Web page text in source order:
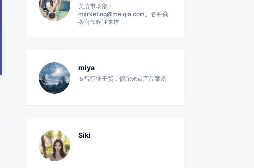
美洽市场部：
marketing@meiqia.com。各种商
务合作欢迎来撩
miya
专写行业干货，偶尔来点产品案例
Siki